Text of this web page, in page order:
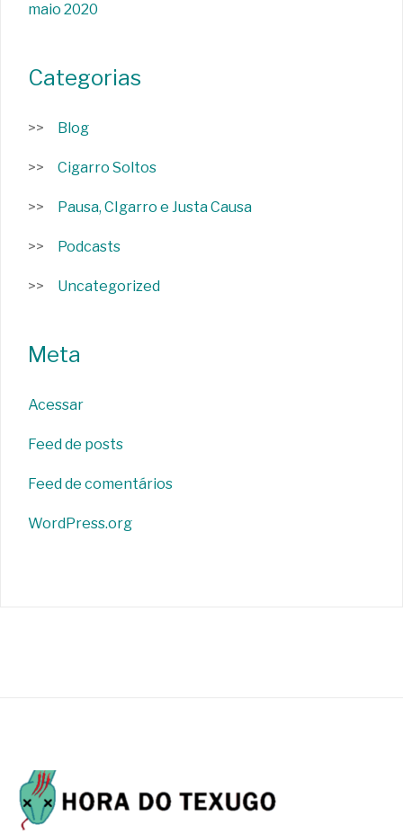
maio 2020
Categorias
Blog
Cigarro Soltos
Pausa, CIgarro e Justa Causa
Podcasts
Uncategorized
Meta
Acessar
Feed de posts
Feed de comentários
WordPress.org